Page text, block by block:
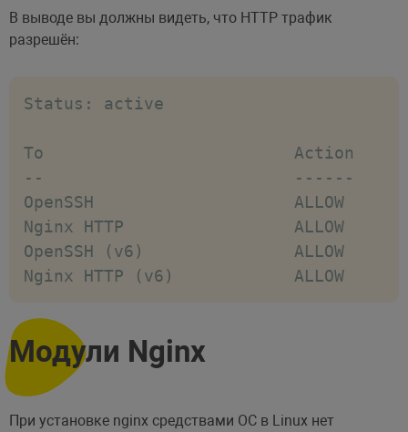
В выводе вы должны видеть, что HTTP трафик
разрешён:
Status: active
To                         Action
--                         ------
OpenSSH
Nginx HTTP
OpenSSH (v6)
Nginx HTTP (v6)            ALLOW
Модули Nginx
При установке nginx средствами ОС в Linux нет